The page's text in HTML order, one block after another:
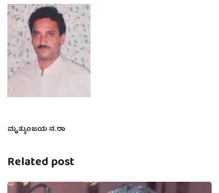
ಮೃತ್ಯುಂಜಯ ನ.ರಾ
Related post